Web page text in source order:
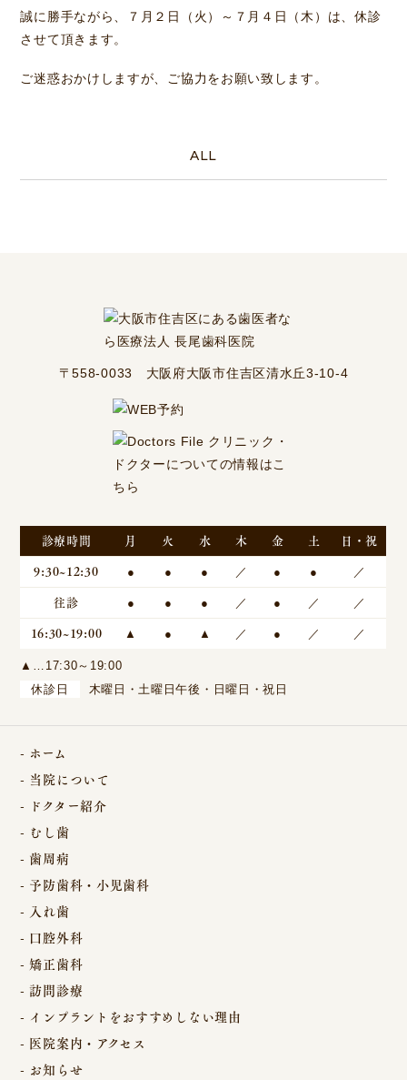
誠に勝手ながら、７月２日（火）～７月４日（木）は、休診
させて頂きます。
ご迷惑おかけしますが、ご協力をお願い致します。
ALL
〒558-0033 大阪府大阪市住吉区清水丘3-10-4
診療時間 月 火 水 木 金 土
日・祝
9:30~12:30
● ● ● ／ ● ● ／
往診 ● ● ● ／ ● ／ ／
16:30~19:00 ▲ ● ▲ ／ ● ／ ／
▲…17:30～19:00
休診日
木曜日・土曜日午後・日曜日・祝日
ホーム
当院について
ドクター紹介
むし歯
歯周病
予防歯科・小児歯科
入れ歯
口腔外科
矯正歯科
訪問診療
インプラントをおすすめしない理由
医院案内・アクセス
お知らせ